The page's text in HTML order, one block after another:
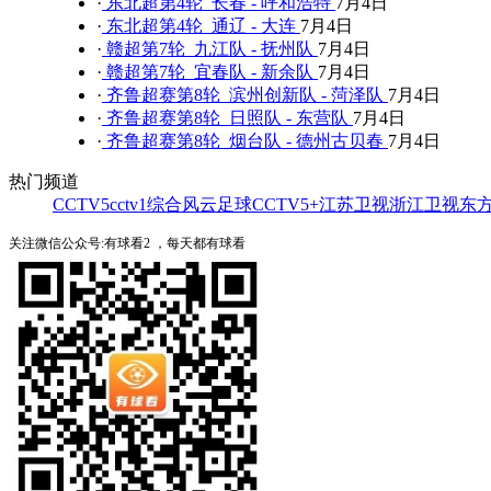
· 东北超第4轮 通辽 - 大连 7月4日
· 赣超第7轮 九江队 - 抚州队 7月4日
· 赣超第7轮 宜春队 - 新余队 7月4日
· 齐鲁超赛第8轮 滨州创新队 - 菏泽队 7月4日
· 齐鲁超赛第8轮 日照队 - 东营队 7月4日
· 齐鲁超赛第8轮 烟台队 - 德州古贝春 7月4日
热门频道
CCTV5cctv1综合风云足球CCTV5+江苏卫视浙江卫视东
关注微信公众号:有球看2 ，每天都有球看